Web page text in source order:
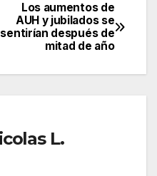
Los aumentos de
AUH y jubilados se
sentirían después de
mitad de año
L.